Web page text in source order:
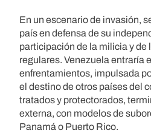
En un escenario de invasión,
país en defensa de su
participación de la milicia y de
regulares. Venezuela entraría
enfrentamientos, impulsada
el destino de otros países del
tratados y protectorados,
externa, con modelos de
Panamá o Puerto Rico.